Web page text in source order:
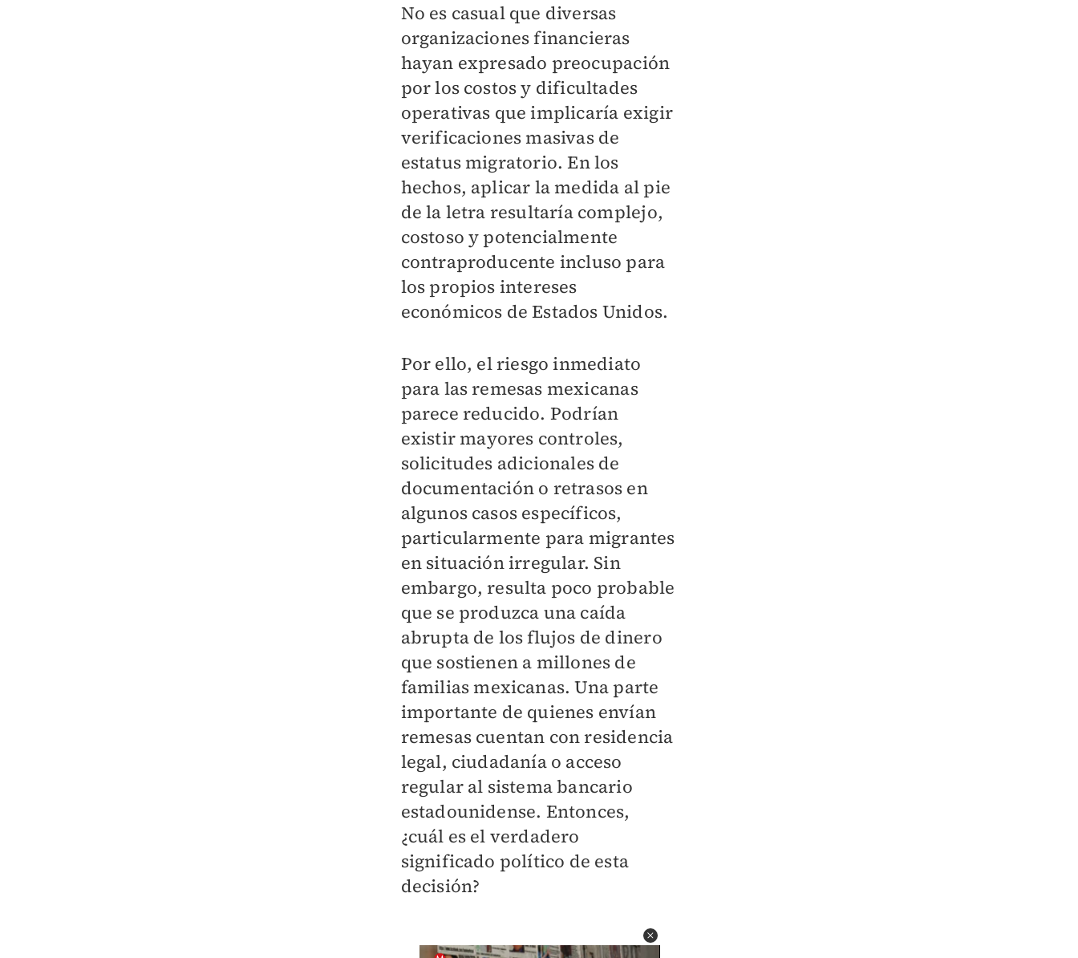
No es casual que diversas
organizaciones financieras
hayan expresado preocupación
por los costos y dificultades
operativas que implicaría exigir
verificaciones masivas de
estatus migratorio. En los
hechos, aplicar la medida al pie
de la letra resultaría complejo,
costoso y potencialmente
contraproducente incluso para
los propios intereses
económicos de Estados Unidos.
Por ello, el riesgo inmediato
para las remesas mexicanas
parece reducido. Podrían
existir mayores controles,
solicitudes adicionales de
documentación o retrasos en
algunos casos específicos,
particularmente para migrantes
en situación irregular. Sin
embargo, resulta poco probable
que se produzca una caída
abrupta de los flujos de dinero
que sostienen a millones de
familias mexicanas. Una parte
importante de quienes envían
remesas cuentan con residencia
legal, ciudadanía o acceso
regular al sistema bancario
estadounidense. Entonces,
¿cuál es el verdadero
significado político de esta
decisión?